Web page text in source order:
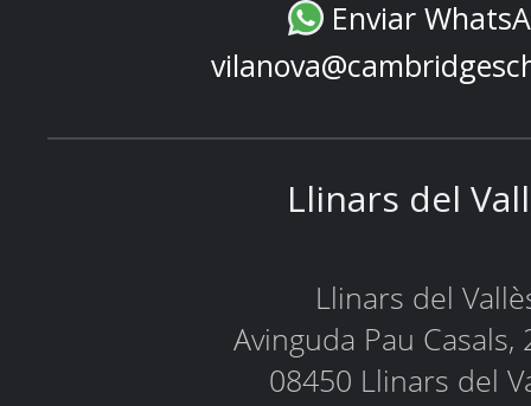
Enviar
Llinars del
Llinars del
Avinguda Pau Casals,
08450 Llinars del